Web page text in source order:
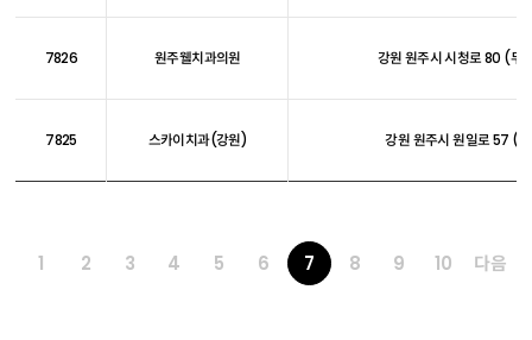
7826 원주웰치과의원 강원 원주시 시청로 80 (무
7825 스카이치과(강원) 강원 원주시 원일로 57 (
1 2 3 4 5 6 7 8 9 10 다음